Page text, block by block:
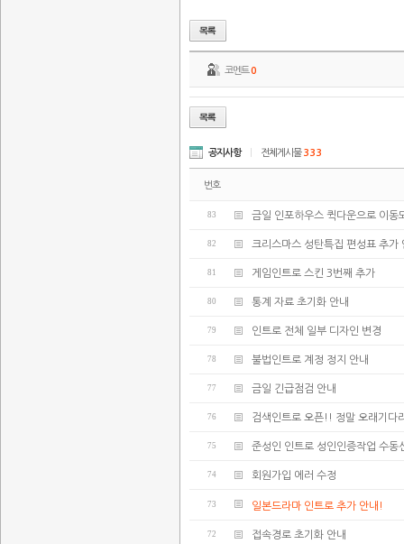
코멘트0
공지사항 전체게시물333
번호
83 금일 인포하우스 퀵다운으로 이동
82 크리스마스 성탄특집 편성표 추가
81 게임인트로 스킨 3번째 추가
80 통계 자료 초기화 안내
79 인트로 전체 일부 디자인 변경
78 불법인트로 계정 정지 안내
77 금일 긴급점검 안내
76 검색인트로 오픈!! 정말 오래기다
75 준성인 인트로 성인인증작업 수동
74 회원가입 에러 수정
73 일본드라마 인트로 추가 안내!
72 접속경로 초기화 안내